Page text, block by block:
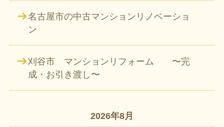
名古屋市の中古マンションリノベーショ
ン
刈谷市 マンションリフォーム 〜完
成・お引き渡し〜
2026年8月